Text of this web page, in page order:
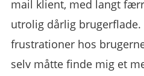
mail klient, med langt
utrolig dårlig
frustrationer hos
selv måtte finde mig et